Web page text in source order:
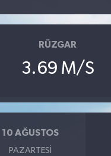
RÜZGAR
3.69 M/S
10 AĞUSTOS
PAZARTESI